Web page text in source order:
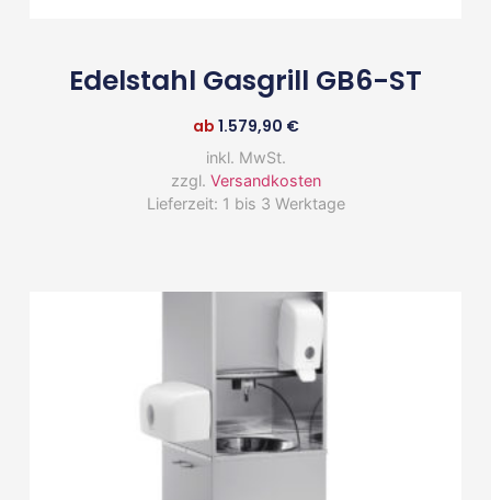
Edelstahl Gasgrill GB6-ST
ab 1.579,90 €
inkl. MwSt.
zzgl. Versandkosten
Lieferzeit: 1 bis 3 Werktage